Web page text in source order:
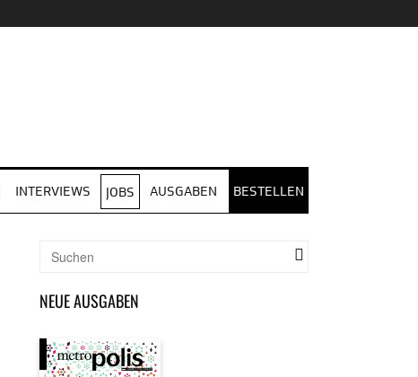
INTERVIEWS JOBS AUSGABEN BESTELLEN
NEUE AUSGABEN